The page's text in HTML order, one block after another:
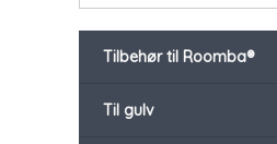
Tilbehør til Roomba®
Til gulv